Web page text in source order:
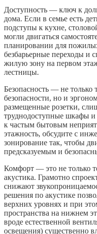
Доступность — ключ к
дома. Если в семье есть
подступы к кухне,
могли двигаться
планировании для
безбарьерные переходы и
жилую зону на первом
лестницы.
Безопасность — не только
безопасности, но и
размещенные розетки,
труднодоступные шкафы
к частым бытовым
этажность, обсудите с
зонирование так, чтобы
предсказуемым и
Комфорт — это не только
акустика. Грамотно
снижают
решения по акустике
верхних уровнях и при
пространства на нижнем
вроде естественной
освещения) существенно